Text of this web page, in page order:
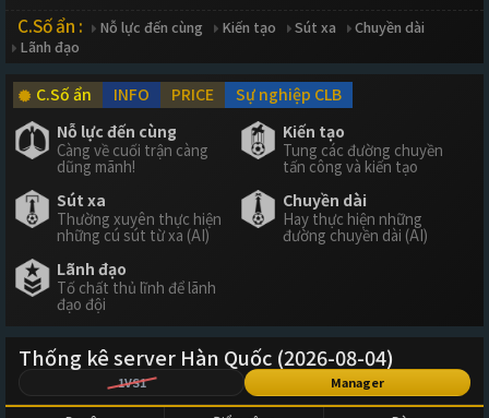
C.Số ẩn : Nỗ lực đến cùng Kiến tạo Sút xa
Chuyền dài
Lãnh đạo
C.Số ẩn INFO PRICE
Sự nghiệp CLB
Nỗ lực đến cùng
Càng về cuối trận càng
dũng mãnh!
Kiến tạo
Tung các đường chuyền
tấn công và kiến tạo
Sút xa
Thường xuyên thực hiện
những cú sút từ xa (AI)
Chuyền dài
Hay thực hiện những
đường chuyền dài (AI)
Lãnh đạo
Tố chất thủ lĩnh để lãnh
đạo đội
Thống kê server Hàn Quốc (2026-08-04)
1VS1 Manager